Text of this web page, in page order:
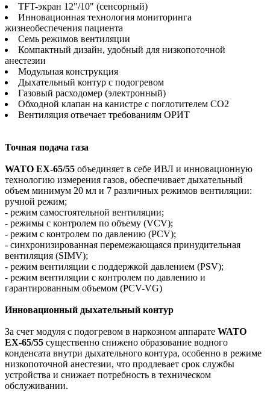
TFT-экран 12"/10" (сенсорный)
Инновационная технология мониторинга
жизнеобеспечения пациента
Семь режимов вентиляции
Компактный дизайн, удобный для низкопоточной
анестезии
Модульная конструкция
Дыхательный контур с подогревом
Газовый расходомер (электронный)
Обходной клапан на канистре с поглотителем CO2
Вентиляция отвечает требованиям ОРИТ
Точная подача газа
WATO EX-65/55 объединяет в себе ИВЛ и инновационную
технологию измерения газов, обеспечивает дыхательный
объем минимум 20 мл и 7 различных режимов вентиляции:
ручной режим;
- режим самостоятельной вентиляции;
- режимы с контролем по объему (VCV);
- режим с контролем по давлению (PCV);
- синхронизированная перемежающаяся принудительная
вентиляция (SIMV);
- режим вентиляции с поддержкой давлением (PSV);
- режим вентиляции с контролем по давлению и
гарантированным объемом (PCV-VG)
Инновационный дыхательный контур
За счет модуля с подогревом в наркозном аппарате WATO
EX-65/55 существенно снижено образование водного
конденсата внутри дыхательного контура, особенно в режиме
низкопоточной анестезии, что продлевает срок службы
устройства и снижает потребность в техническом
обслуживании.